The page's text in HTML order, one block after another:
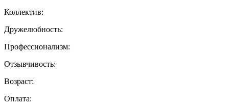
Коллектив:
Дружелюбность:
Профессионализм:
Отзывчивость:
Возраст:
Оплата: